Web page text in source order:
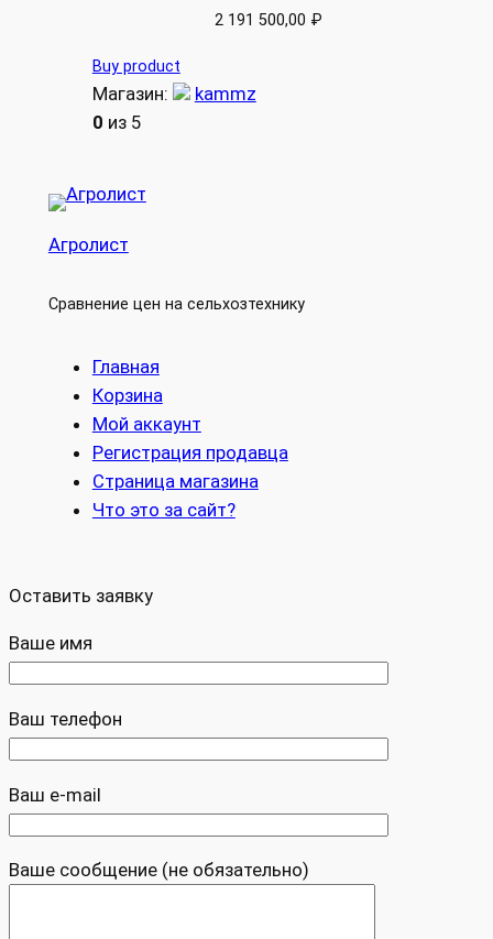
2 191 500,00 ₽
Buy product
Магазин:
kammz
0 из 5
Агролист
Сравнение цен на сельхозтехнику
Главная
Корзина
Мой аккаунт
Регистрация продавца
Страница магазина
Что это за сайт?
Оставить заявку
Ваше имя
Ваш телефон
Ваш e-mail
Ваше сообщение (не обязательно)